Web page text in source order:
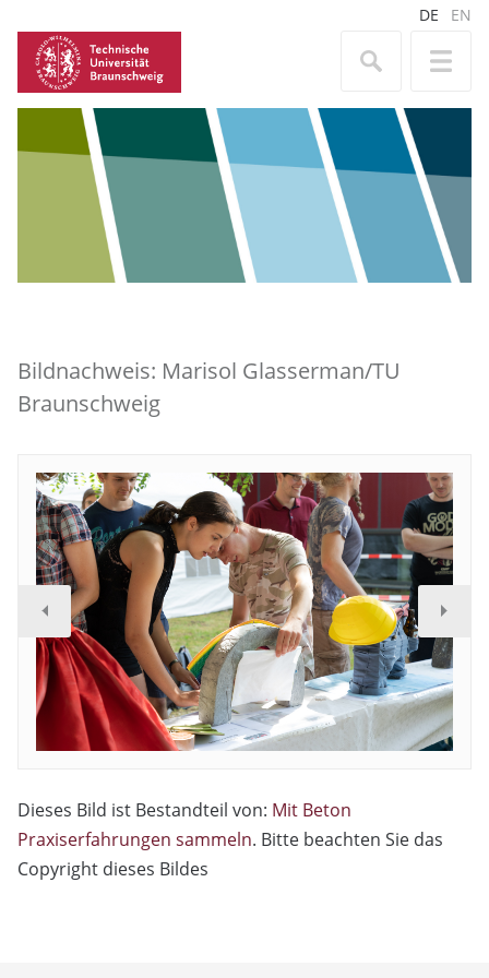
DE EN
Bildnachweis: Marisol Glasserman/TU
Braunschweig
Dieses Bild ist Bestandteil von: Mit Beton
Praxiserfahrungen sammeln. Bitte beachten Sie das
Copyright dieses Bildes